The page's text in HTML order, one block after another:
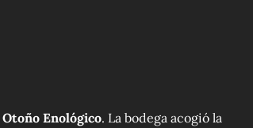
Otoño Enológico. La bodega acogió la